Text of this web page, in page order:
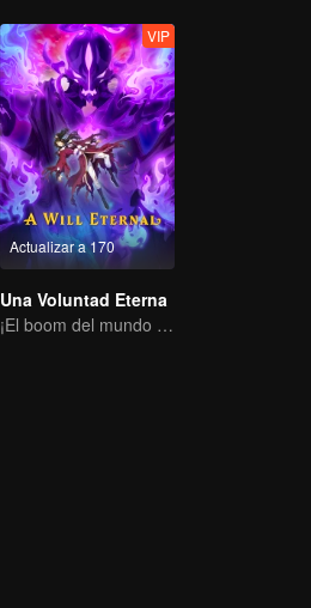
Actualizar a 170
VIP
Una Voluntad Eterna
¡El boom del mundo del cultivo de la inmortalidad ha vuelto!